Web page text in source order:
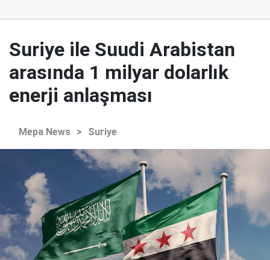
Suriye ile Suudi Arabistan
arasında 1 milyar dolarlık
enerji anlaşması
Mepa News > Suriye